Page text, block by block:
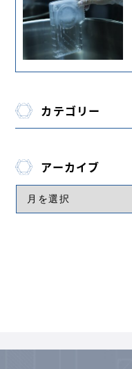
カテゴリー
アーカイブ